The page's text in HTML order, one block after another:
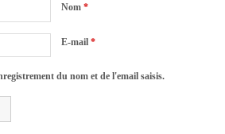
Nom*
E-mail*
du nom et de l'email saisis.